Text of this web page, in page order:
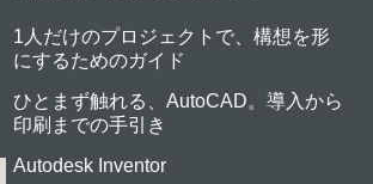
1人だけのプロジェクトで、構想を形
にするためのガイド
ひとまず触れる、AutoCAD。導入から
印刷までの手引き
Autodesk Inventor